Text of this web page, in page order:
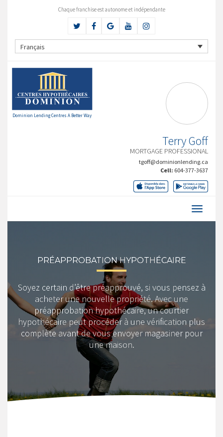
Chaque franchise est autonome et indépendante
Français
Dominion Lending Centres A Better Way
Terry Goff
MORTGAGE PROFESSIONAL
tgoff@dominionlending.ca
Cell: 604-377-3637
PRÉAPPROBATION HYPOTHÉCAIRE
Soyez certain d’être préapprouvé, si vous pensez à
acheter une nouvelle propriété. Avec une
préapprobation hypothécaire, un courtier
hypothécaire peut procéder à une vérification plus
complète avant de vous envoyer magasiner pour
une maison.